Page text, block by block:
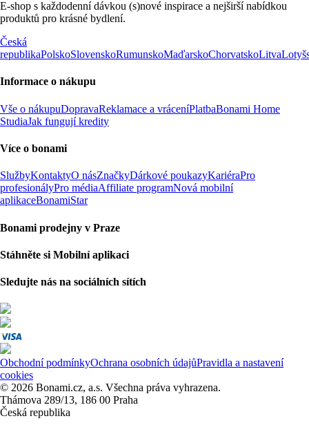
E-shop s každodenní dávkou (s)nové inspirace a nejširší nabídkou
produktů pro krásné bydlení.
Česká
republikaPolskoSlovenskoRumunskoMaďarskoChorvatskoLitva
Informace o nákupu
Vše o nákupuDopravaReklamace a vráceníPlatbaBonami Home
StudiaJak fungují kredity
Více o bonami
SlužbyKontaktyO násZnačkyDárkové poukazyKariéraPro
profesionályPro médiaAffiliate programNová mobilní
aplikaceBonamiStar
Bonami prodejny v Praze
Stáhněte si Mobilní aplikaci
Sledujte nás na sociálních sítích
Obchodní podmínkyOchrana osobních údajůPravidla a nastavení
cookies
© 2026 Bonami.cz, a.s. Všechna práva vyhrazena.
Thámova 289/13, 186 00 Praha
Česká republika